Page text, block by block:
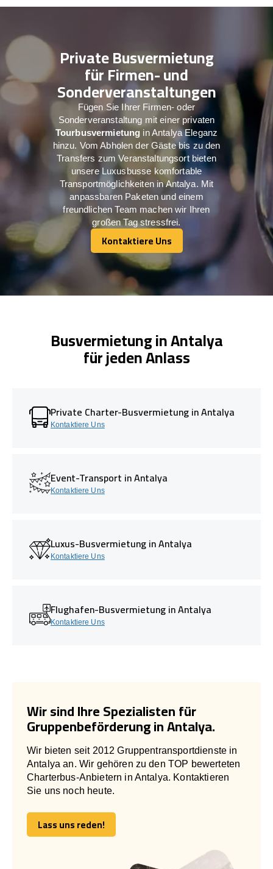
Private Busvermietung
für Firmen- und
Sonderveranstaltungen
Fügen Sie Ihrer Firmen- oder
Sonderveranstaltung mit einer privaten
Tourbusvermietung in Antalya Eleganz
hinzu. Vom Abholen der Gäste bis zu den
Transfers zum Veranstaltungsort bieten
unsere Luxusbusse komfortable
Transportmöglichkeiten in Antalya. Mit
anpassbaren Paketen und einem
freundlichen Team machen wir Ihren
großen Tag stressfrei.
Kontaktiere Uns
Kontaktiere Uns
Busvermietung in Antalya
für jeden Anlass
Private Charter-Busvermietung in Antalya
Kontaktiere Uns
Event-Transport in Antalya
Kontaktiere Uns
Luxus-Busvermietung in Antalya
Kontaktiere Uns
Flughafen-Busvermietung in Antalya
Kontaktiere Uns
Wir sind Ihre Spezialisten für
Gruppenbeförderung in Antalya.
Wir bieten seit 2012 Gruppentransportdienste in
Antalya an. Wir gehören zu den TOP bewerteten
Charterbus-Anbietern in Antalya. Kontaktieren
Sie uns noch heute.
Lass uns reden!
Lass uns reden!